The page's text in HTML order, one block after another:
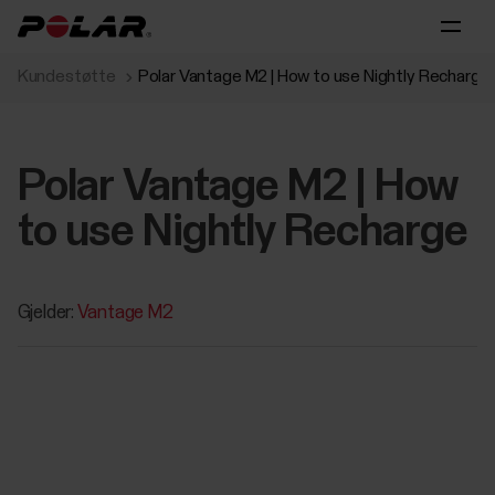
Kundestøtte Polar Vantage M2 | How to use Nightly Recharge
Polar Vantage M2 | How
to use Nightly Recharge
Gjelder: Vantage M2